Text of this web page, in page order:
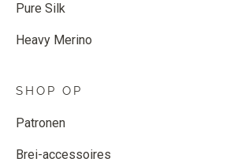
Pure Silk
Heavy Merino
SHOP OP
Patronen
Brei-accessoires